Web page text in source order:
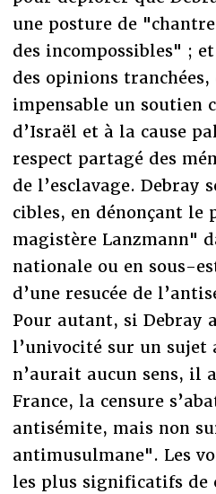
une posture de
des incompossibles" ;
des opinions
impensable un soutien
d’Israël et à la cause
respect partagé des
de l’esclavage. Debray
cibles, en dénonçant le
magistère Lanzmann"
nationale ou en sous-
d’une resucée de
Pour autant, si Debray
l’univocité sur un sujet
n’aurait aucun sens, il
France, la censure
antisémite, mais non
antimusulmane". Les
les plus significatifs de